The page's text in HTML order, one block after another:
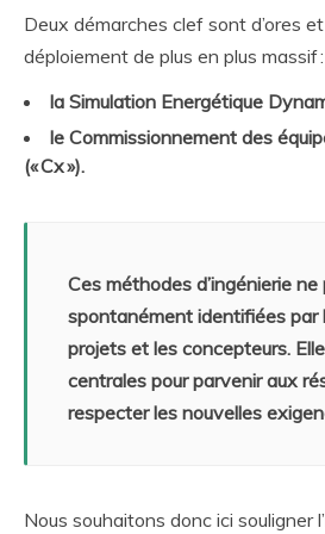
Deux démarches clef sont d’ores
déploiement de plus en plus massif :
la Simulation Energétique
le Commissionnement des
(« Cx »).
Ces méthodes d’ingénierie
spontanément identifiées par
projets et les concepteurs.
centrales pour parvenir aux
respecter les nouvelles
Nous souhaitons donc ici souligner